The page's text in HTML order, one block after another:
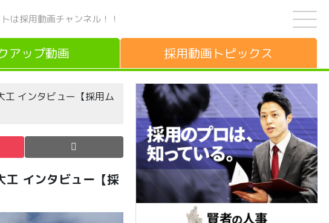
は採用動画チャンネル！！
アップ動画 採用動画 トピックス
工 インタビュー【採用ム
工 インタビュー【採